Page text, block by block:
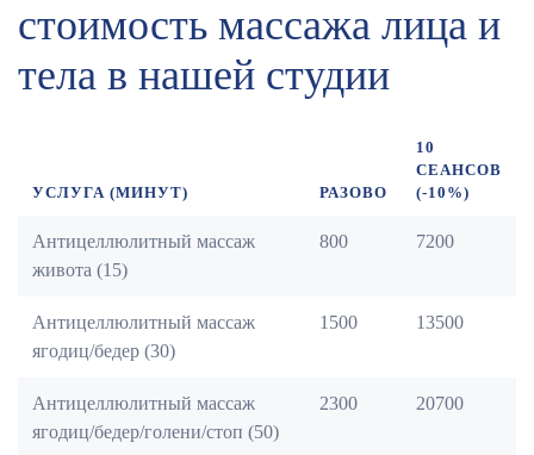
стоимость массажа лица и
тела в нашей студии
УСЛУГА (МИНУТ) РАЗОВО
10
СЕАНСОВ
(-10%)
Антицеллюлитный массаж
живота (15)
800 7200
Антицеллюлитный массаж
ягодиц/бедер (30)
1500 13500
Антицеллюлитный массаж
ягодиц/бедер/голени/стоп (50)
2300 20700